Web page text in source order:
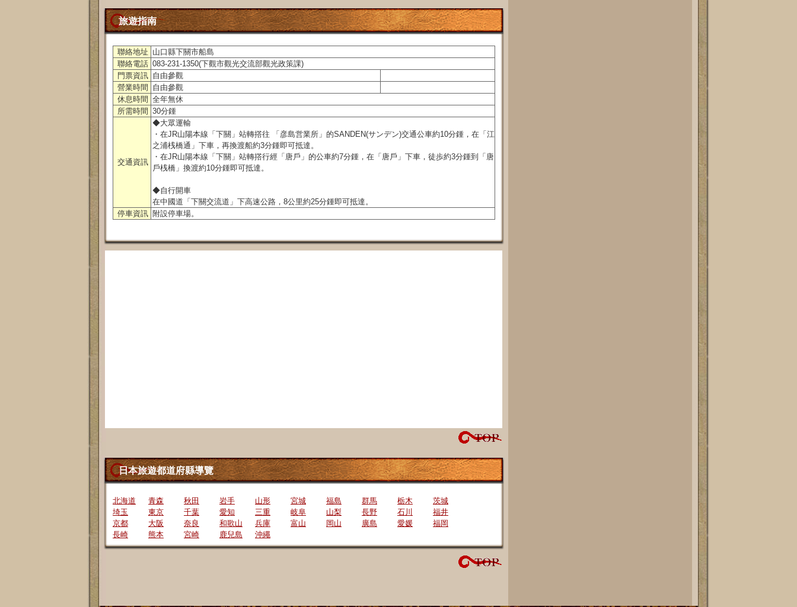
旅遊指南
聯絡地址 山口縣下關市船島
聯絡電話 083-231-1350(下觀市觀光交流部觀光政策課)
門票資訊 自由參觀
營業時間
自由參觀
休息時間 全年無休
所需時間 30分鍾
交通資訊
◆大眾運輸
・在JR山陽本線「下關」站轉撘往 「彦島営業所」的SANDEN(サンデン)交通公車約10分鍾，在「江
之浦桟橋通」下車，再換渡船約3分鍾即可抵達。
・在JR山陽本線「下關」站轉撘行經「唐戶」的公車約7分鍾，在「唐戶」下車，徒歩約3分鍾到「唐
戶桟橋」換渡約10分鍾即可抵達。
◆自行開車
在中國道「下關交流道」下高速公路，8公里約25分鍾即可抵達。
停車資訊 附設停車場。
日本旅遊都道府縣導覽
北海道 青森 秋田 岩手 山形 宮城 福島 群馬 栃木
茨城
埼玉
東京 千葉 愛知 三重 岐阜 山梨 長野 石川
福井
京都
大阪 奈良 和歌山 兵庫 富山 岡山 廣島 愛媛
福岡
長崎
熊本 宮崎 鹿兒島 沖繩